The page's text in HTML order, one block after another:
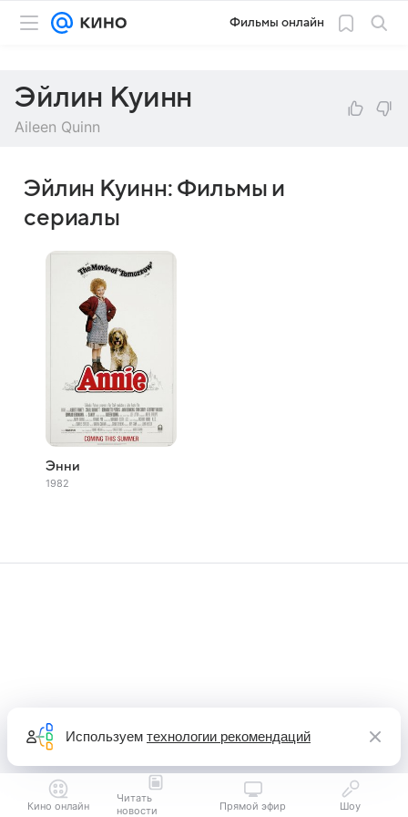
Фильмы онлайн
Эйлин Куинн
Aileen Quinn
Эйлин Куинн: Фильмы и
сериалы
Энни
1982
Кино онлайн
Читать
новости
Прямой эфир Шоу
Используем технологии рекомендаций